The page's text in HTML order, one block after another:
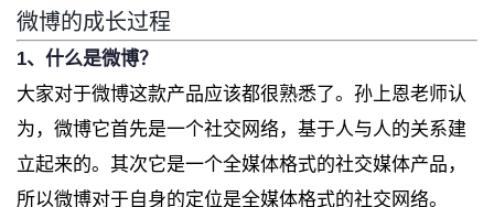
微博的成长过程
1、什么是微博？
大家对于微博这款产品应该都很熟悉了。孙上恩老师认
为，微博它首先是一个社交网络，基于人与人的关系建
立起来的。其次它是一个全媒体格式的社交媒体产品，
所以微博对于自身的定位是全媒体格式的社交网络。